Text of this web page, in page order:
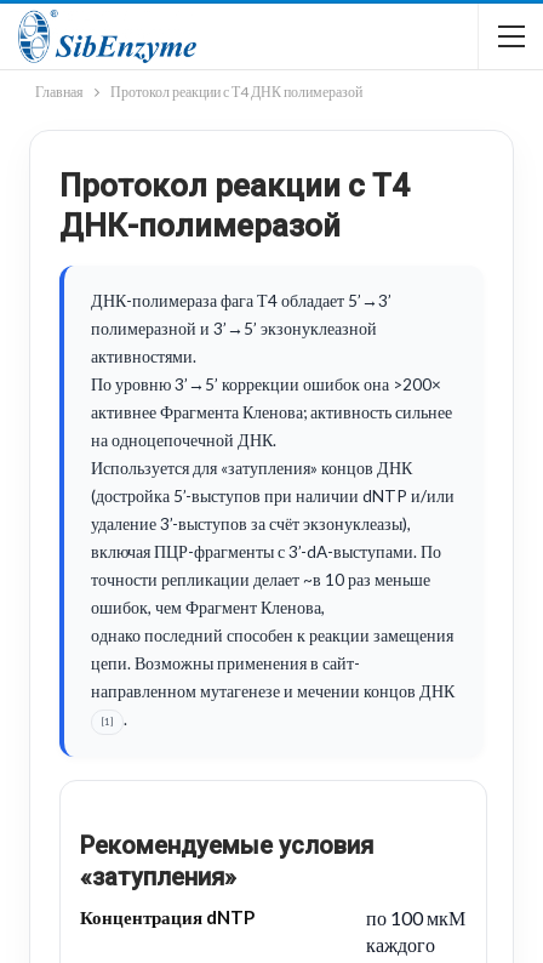
Главная Протокол реакции с Т4 ДНК полимеразой
Протокол реакции с Т4
ДНК-полимеразой
ДНК-полимераза фага Т4 обладает 5’→3’
полимеразной и 3’→5’ экзонуклеазной
активностями.
По уровню 3’→5’ коррекции ошибок она >200×
активнее Фрагмента Кленова; активность сильнее
на одноцепочечной ДНК.
Используется для «затупления» концов ДНК
(достройка 5’-выступов при наличии dNTP и/или
удаление 3’-выступов за счёт экзонуклеазы),
включая ПЦР-фрагменты с 3’-dA-выступами. По
точности репликации делает ~в 10 раз меньше
ошибок, чем Фрагмент Кленова,
однако последний способен к реакции замещения
цепи. Возможны применения в сайт-
направленном мутагенезе и мечении концов ДНК
[1] .
Рекомендуемые условия
«затупления»
Концентрация dNTP
по 100 мкМ
каждого